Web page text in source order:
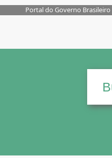
Portal do Governo Brasileiro